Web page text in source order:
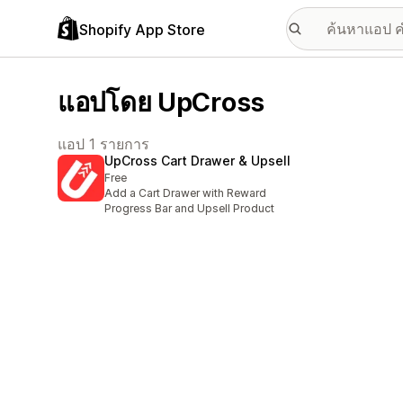
Shopify App Store
แอปโดย UpCross
แอป 1 รายการ
UpCross Cart Drawer & Upsell
Free
Add a Cart Drawer with Reward
Progress Bar and Upsell Product